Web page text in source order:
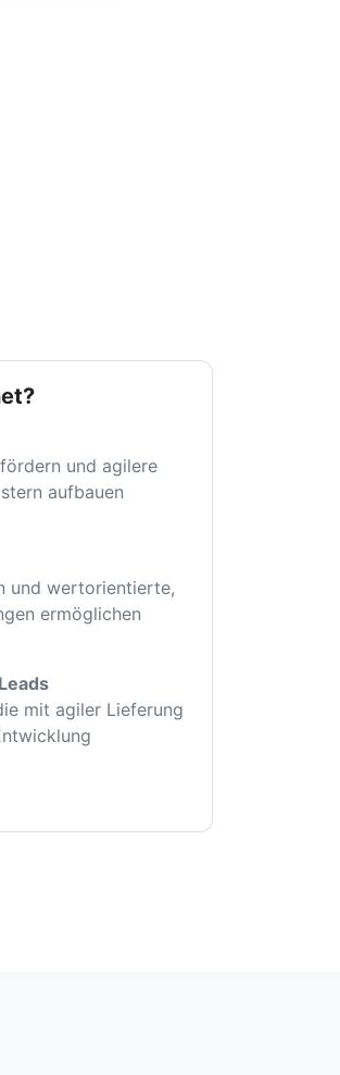
und agilere
aufbauen
und wertorientierte,
ermöglichen
mit agiler Lieferung